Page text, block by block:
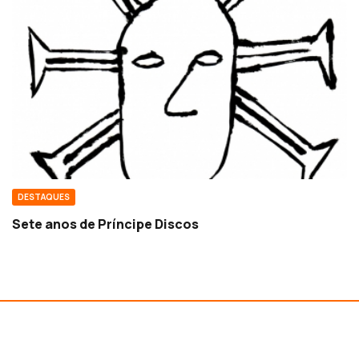
DESTAQUES
Sete anos de Príncipe Discos